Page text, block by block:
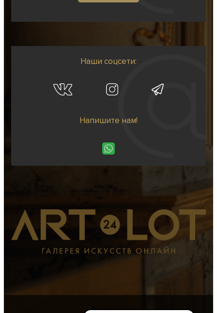
Наши соцсети:
Напишите нам!